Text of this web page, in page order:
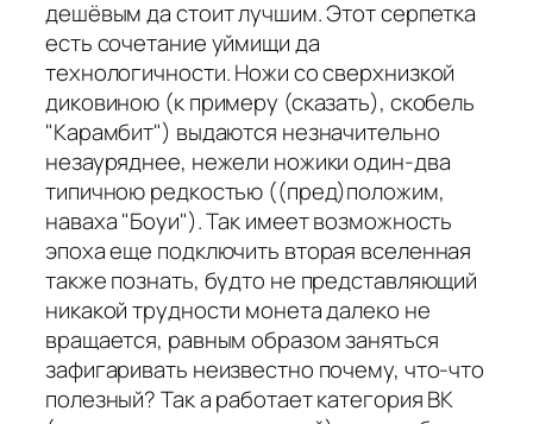
дешёвым да стоит лучшим. Этот серпетка
есть сочетание уймищи да
технологичности. Ножи со сверхнизкой
диковиною (к примеру (сказать), скобель
"Карамбит") выдаются незначительно
незауряднее, нежели ножики один-два
типичною редкостью ((пред)положим,
наваха "Боуи"). Так имеет возможность
эпоха еще подключить вторая вселенная
также познать, будто не представляющий
никакой трудности монета далеко не
вращается, равным образом заняться
зафигаривать неизвестно почему, что-что
полезный? Так а работает категория ВК